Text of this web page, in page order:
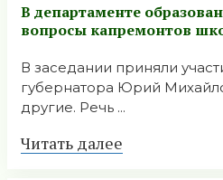
В департаменте
вопросы капремонтов
В заседании приняли
губернатора Юрий
другие. Речь ...
Читать далее